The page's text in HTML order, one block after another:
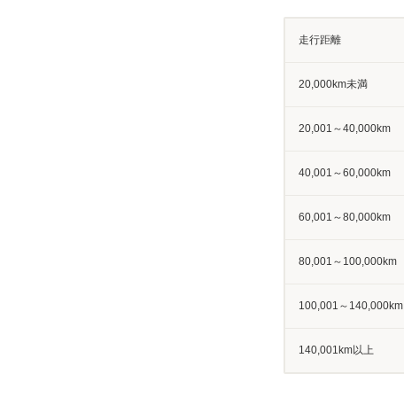
走行距離
20,000km未満
20,001～40,000km
40,001～60,000km
60,001～80,000km
80,001～100,000km
100,001～140,000km
140,001km以上